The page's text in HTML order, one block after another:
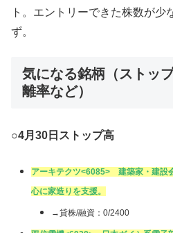
ト。エントリーできた株数が少
ず。
気になる銘柄（ストッ
離率など）
○4月30日ストップ高
アーキテクツ<6085> 建築家・建設
心に家造りを支援。
→貸株/融資：0/2400